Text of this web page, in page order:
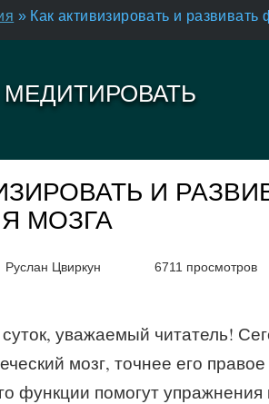
» Как активизировать и
И
МОЗГА
Руслан Цвиркун 6711 просмотров
уважаемый читатель!
мозг, точнее его
функции помогут